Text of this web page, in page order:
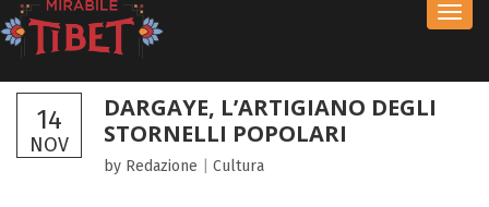
14
NOV
DARGAYE, L’ARTIGIANO DEGLI
STORNELLI POPOLARI
by Redazione Cultura